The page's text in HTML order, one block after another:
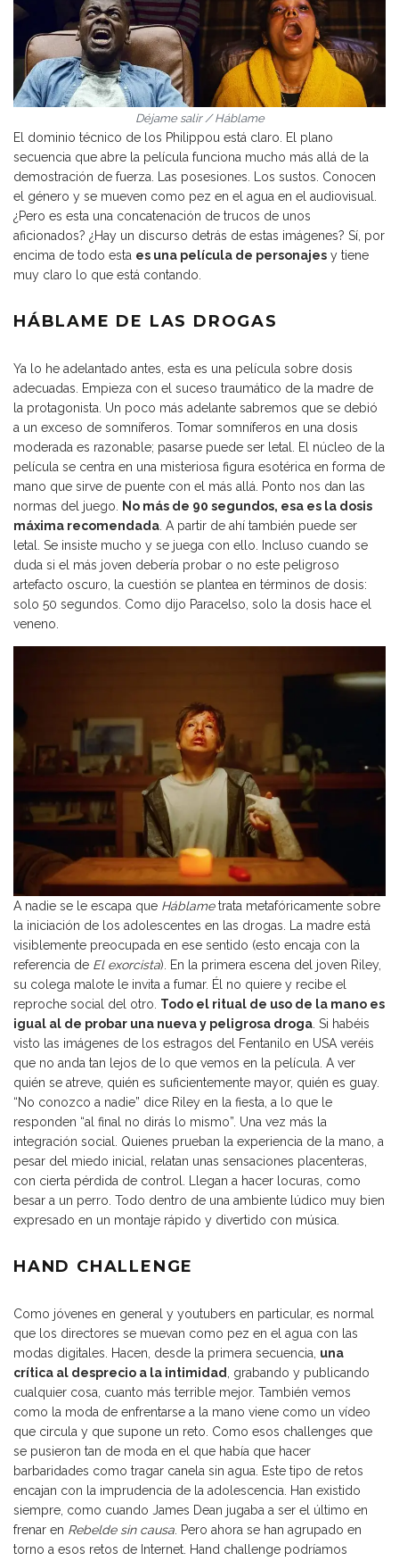
Déjame salir / Háblame
El dominio técnico de los Philippou está claro. El plano
secuencia que abre la película funciona mucho más allá de la
demostración de fuerza. Las posesiones. Los sustos. Conocen
el género y se mueven como pez en el agua en el audiovisual.
¿Pero es esta una concatenación de trucos de unos
aficionados? ¿Hay un discurso detrás de estas imágenes? Sí, por
encima de todo esta es una película de personajes y tiene
muy claro lo que está contando.
HÁBLAME DE LAS DROGAS
Ya lo he adelantado antes, esta es una película sobre dosis
adecuadas. Empieza con el suceso traumático de la madre de
la protagonista. Un poco más adelante sabremos que se debió
a un exceso de somníferos. Tomar somníferos en una dosis
moderada es razonable; pasarse puede ser letal. El núcleo de la
película se centra en una misteriosa figura esotérica en forma de
mano que sirve de puente con el más allá. Ponto nos dan las
normas del juego.
No más de 90 segundos, esa es la dosis
máxima recomendada . A partir de ahí también puede ser
letal. Se insiste mucho y se juega con ello. Incluso cuando se
duda si el más joven debería probar o no este peligroso
artefacto oscuro, la cuestión se plantea en términos de dosis:
solo 50 segundos. Como dijo Paracelso, solo la dosis hace el
veneno.
A nadie se le escapa que Háblametrata metafóricamente sobre
la iniciación de los adolescentes en las drogas. La madre está
visiblemente preocupada en ese sentido (esto encaja con la
referencia de El exorcista). En la primera escena del joven Riley,
su colega malote le invita a fumar. Él no quiere y recibe el
reproche social del otro. Todo el ritual de uso de la mano es
igual al de probar una nueva y peligrosa droga. Si habéis
visto las imágenes de los estragos del Fentanilo en USA veréis
que no anda tan lejos de lo que vemos en la película. A ver
quién se atreve, quién es suficientemente mayor, quién es guay.
“No conozco a nadie” dice Riley en la fiesta, a lo que le
responden “al final no dirás lo mismo”. Una vez más la
integración social. Quienes prueban la experiencia de la mano, a
pesar del miedo inicial, relatan unas sensaciones placenteras,
con cierta pérdida de control. Llegan a hacer locuras, como
besar a un perro. Todo dentro de una ambiente lúdico muy bien
expresado en un montaje rápido y divertido con música.
HAND CHALLENGE
Como jóvenes en general y youtubers en particular, es normal
que los directores se muevan como pez en el agua con las
modas digitales. Hacen, desde la primera secuencia, una
crítica al desprecio a la intimidad, grabando y publicando
cualquier cosa, cuanto más terrible mejor. También vemos
como la moda de enfrentarse a la mano viene como un vídeo
que circula y que supone un reto. Como esos challenges que
se pusieron tan de moda en el que había que hacer
barbaridades como tragar canela sin agua. Este tipo de retos
encajan con la imprudencia de la adolescencia. Han existido
siempre, como cuando James Dean jugaba a ser el último en
frenar en Rebelde sin causa. Pero ahora se han agrupado en
torno a esos retos de Internet. Hand challenge podríamos